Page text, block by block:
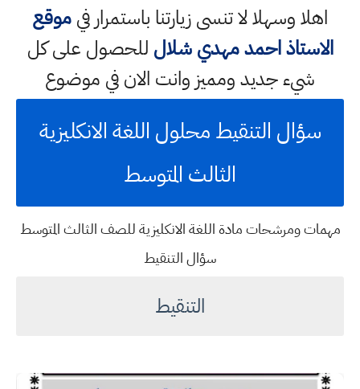
اهلا وسهلالا تنسى زيارتنا باستمرار فيموقع
الاستاذ احمد مهدي شلال للحصول على كل
شيء جديد ومميز وانت الان في موضوع
سؤال التنقيط محلول اللغة الانكليزية
الثالث المتوسط
مهمات ومرشحات مادة اللغة الانكليزية للصف الثالث المتوسط
سؤال التنقيط
التنقيط